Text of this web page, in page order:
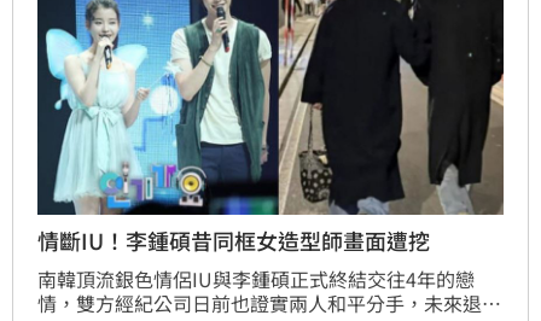
情斷IU！李鍾碩昔同框女造型師畫面遭挖
南韓頂流銀色情侶IU與李鍾碩正式終結交往4年的戀
情，雙方經紀公司日前也證實兩人和平分手，未來退回